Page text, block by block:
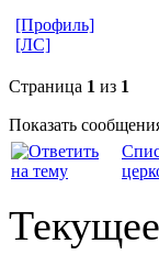
[Профиль]
[ЛС]
Страница 1 из 1
Показать